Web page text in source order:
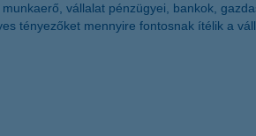
vállalat pénzügyei, bankok,
tényezőket mennyire fontosnak ítélik a